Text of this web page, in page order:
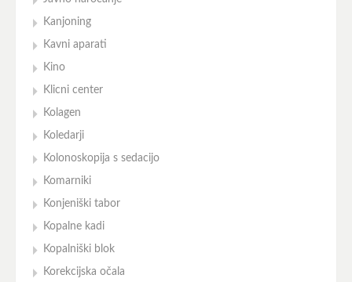
Kanjoning
Kavni aparati
Kino
Klicni center
Kolagen
Koledarji
Kolonoskopija s sedacijo
Komarniki
Konjeniški tabor
Kopalne kadi
Kopalniški blok
Korekcijska očala